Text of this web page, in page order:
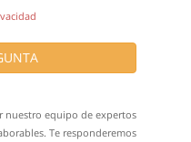
nuestro equipo de expertos
Te responderemos